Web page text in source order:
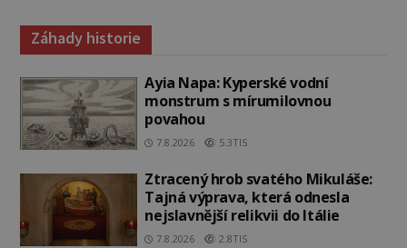
Záhady historie
Ayia Napa: Kyperské vodní
monstrum s mírumilovnou
povahou
7.8.2026 5.3TIS
Ztracený hrob svatého Mikuláše:
Tajná výprava, která odnesla
nejslavnější relikvii do Itálie
7.8.2026 2.8TIS